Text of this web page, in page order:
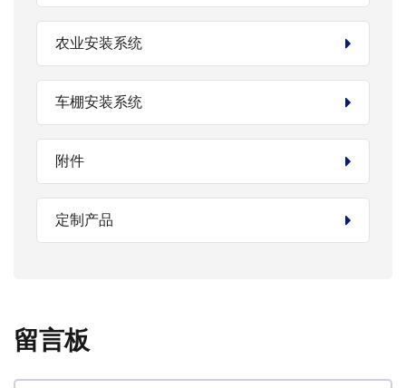
农业安装系统
车棚安装系统
附件
定制产品
留言板